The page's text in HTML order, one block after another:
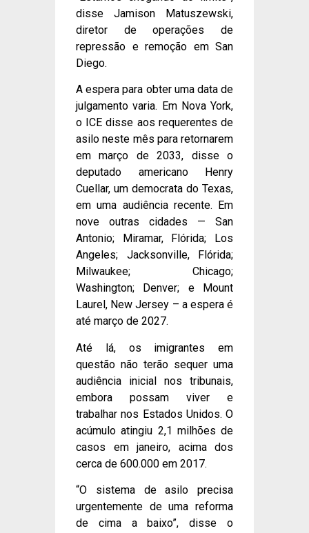
disse Jamison Matuszewski,
diretor de operações de
repressão e remoção em San
Diego.
A espera para obter uma data de
julgamento varia. Em Nova York,
o ICE disse aos requerentes de
asilo neste mês para retornarem
em março de 2033, disse o
deputado americano Henry
Cuellar, um democrata do Texas,
em uma audiência recente. Em
nove outras cidades — San
Antonio; Miramar, Flórida; Los
Angeles; Jacksonville, Flórida;
Milwaukee; Chicago;
Washington; Denver; e Mount
Laurel, New Jersey – a espera é
até março de 2027.
Até lá, os imigrantes em
questão não terão sequer uma
audiência inicial nos tribunais,
embora possam viver e
trabalhar nos Estados Unidos. O
acúmulo atingiu 2,1 milhões de
casos em janeiro, acima dos
cerca de 600.000 em 2017.
“O sistema de asilo precisa
urgentemente de uma reforma
de cima a baixo”, disse o